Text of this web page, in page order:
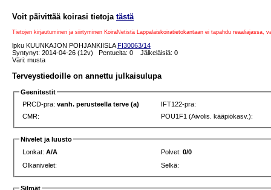
Voit päivittää koirasi tietoja tästä
Tietojen kirjautuminen ja siirtyminen KoiraNetistä Lappalaiskoiratietokantaan ei tapahdu
lpku KUUNKAJON POHJANKIISLAFI30063/14
Syntynyt: 2014-04-26 (12v) Pentueita: 0 Jälkeläisiä: 0
Väri: musta
Terveystiedoille on annettu julkaisulupa
Geenitestit
PRCD-pra:vanh. perusteella terve (a)
IFT122-pra:
CMR:
POU1F1 (Aivolis. kääpiökasv.):
Nivelet ja luusto
Lonkat:A/A Polvet:0/0
Olkanivelet:
Selkä:
Silmät